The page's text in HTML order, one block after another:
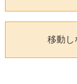
移動し